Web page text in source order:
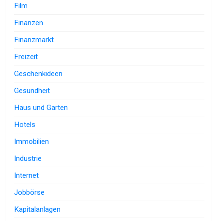
Film
Finanzen
Finanzmarkt
Freizeit
Geschenkideen
Gesundheit
Haus und Garten
Hotels
Immobilien
Industrie
Internet
Jobbörse
Kapitalanlagen